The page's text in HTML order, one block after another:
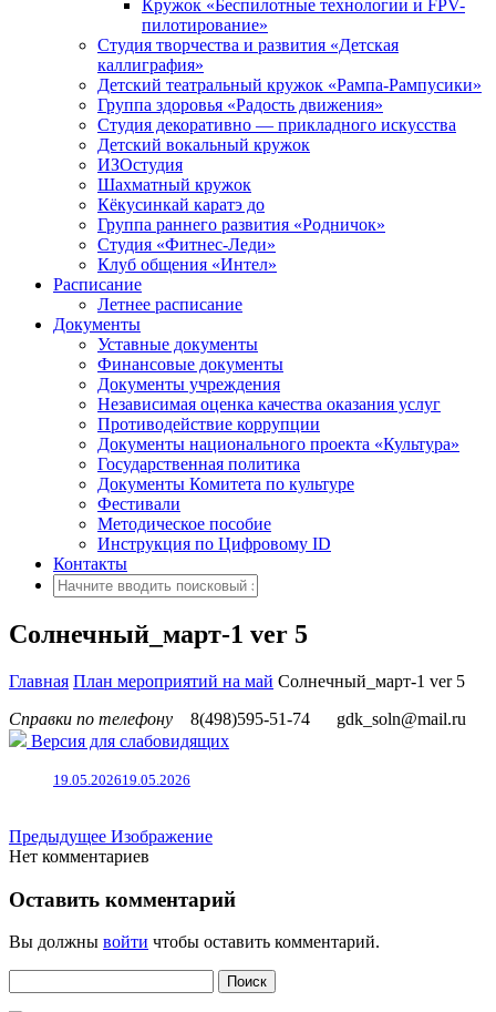
Кружок «Беспилотные технологии и FPV-
пилотирование»
Студия творчества и развития «Детская
каллиграфия»
Детский театральный кружок «Рампа-Рампусики»
Группа здоровья «Радость движения»
Студия декоративно — прикладного искусства
Детский вокальный кружок
ИЗОстудия
Шахматный кружок
Кёкусинкай каратэ до
Группа раннего развития «Родничок»
Cтудия «Фитнес-Леди»
Клуб общения «Интел»
Расписание
Летнее расписание
Документы
Уставные документы
Финансовые документы
Документы учреждения
Независимая оценка качества оказания услуг
Противодействие коррупции
Документы национального проекта «Культура»
Государственная политика
Документы Комитета по культуре
Фестивали
Методическое пособие
Инструкция по Цифровому ID
Контакты
Солнечный_март-1 ver 5
Главная План мероприятий на май Солнечный_март-1 ver 5
Справки по телефону
8(498)595-51-74
gdk_soln@mail.ru
Версия для слабовидящих
19.05.202619.05.2026
Предыдущее Изображение
Нет комментариев
Оставить комментарий
Вы должны войти чтобы оставить комментарий.